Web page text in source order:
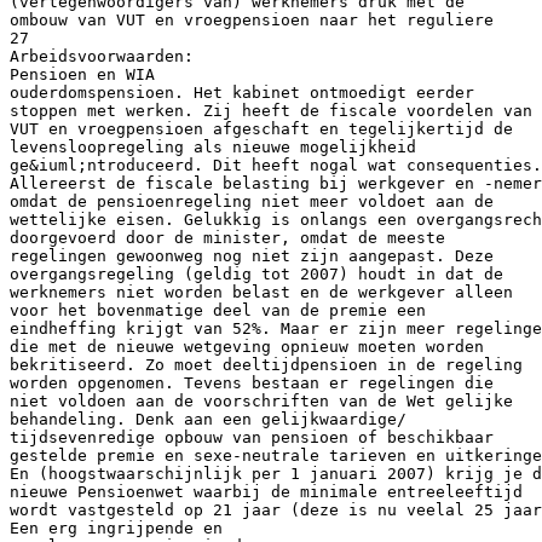
ombouw van VUT en vroegpensioen naar het reguliere
27
Arbeidsvoorwaarden:
Pensioen en WIA
ouderdomspensioen. Het kabinet ontmoedigt eerder
stoppen met werken. Zij heeft de fiscale voordelen van
VUT en vroegpensioen afgeschaft en tegelijkertijd de
levensloopregeling als nieuwe mogelijkheid
ge&iuml;ntroduceerd. Dit heeft nogal wat consequenties.
Allereerst de fiscale belasting bij werkgever en -
omdat de pensioenregeling niet meer voldoet aan de
wettelijke eisen. Gelukkig is onlangs een
doorgevoerd door de minister, omdat de meeste
regelingen gewoonweg nog niet zijn aangepast. Deze
overgangsregeling (geldig tot 2007) houdt in dat de
werknemers niet worden belast en de werkgever alleen
voor het bovenmatige deel van de premie een
eindheffing krijgt van 52%. Maar er zijn meer
die met de nieuwe wetgeving opnieuw moeten worden
bekritiseerd. Zo moet deeltijdpensioen in de regeling
worden opgenomen. Tevens bestaan er regelingen die
niet voldoen aan de voorschriften van de Wet gelijke
behandeling. Denk aan een gelijkwaardige/
tijdsevenredige opbouw van pensioen of beschikbaar
gestelde premie en sexe-neutrale tarieven en
En (hoogstwaarschijnlijk per 1 januari 2007) krijg je
nieuwe Pensioenwet waarbij de minimale entreeleeftijd
wordt vastgesteld op 21 jaar (deze is nu veelal 25
Een erg ingrijpende en